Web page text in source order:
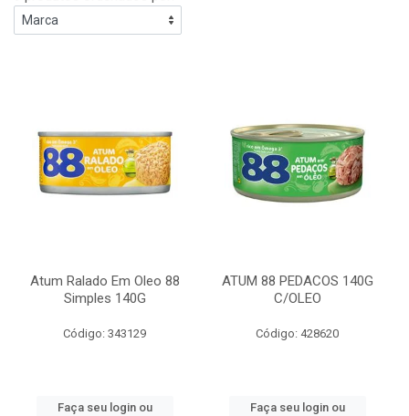
Atum Ralado Em Oleo 88
Simples 140G
Código: 343129
Faça seu login ou
ATUM 88 PEDACOS 140G
C/OLEO
Código: 428620
Faça seu login ou